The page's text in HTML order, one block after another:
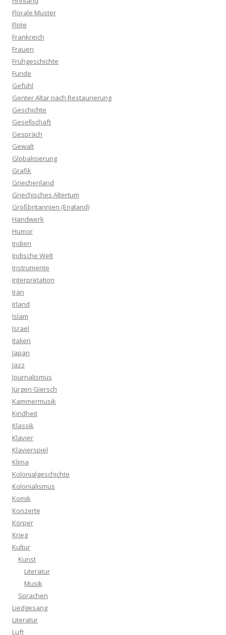
Florale Muster
Flöte
Frankreich
Frauen
Frühgeschichte
Funde
Gefühl
Genter Altar nach Restaurierung
Geschichte
Gesellschaft
Gespräch
Gewalt
Globalisierung
Grafik
Griechenland
Griechisches Altertum
Großbritannien (England)
Handwerk
Humor
Indien
Indische Welt
Instrumente
Interpretation
Iran
Irland
Islam
Israel
Italien
Japan
Jazz
Journalismus
Jürgen Giersch
Kammermusik
Kindheit
Klassik
Klavier
Klavierspiel
Klima
Kolonialgeschichte
Kolonialismus
Komik
Konzerte
Körper
Krieg
Kultur
Kunst
Literatur
Musik
Sprachen
Liedgesang
Literatur
Luft